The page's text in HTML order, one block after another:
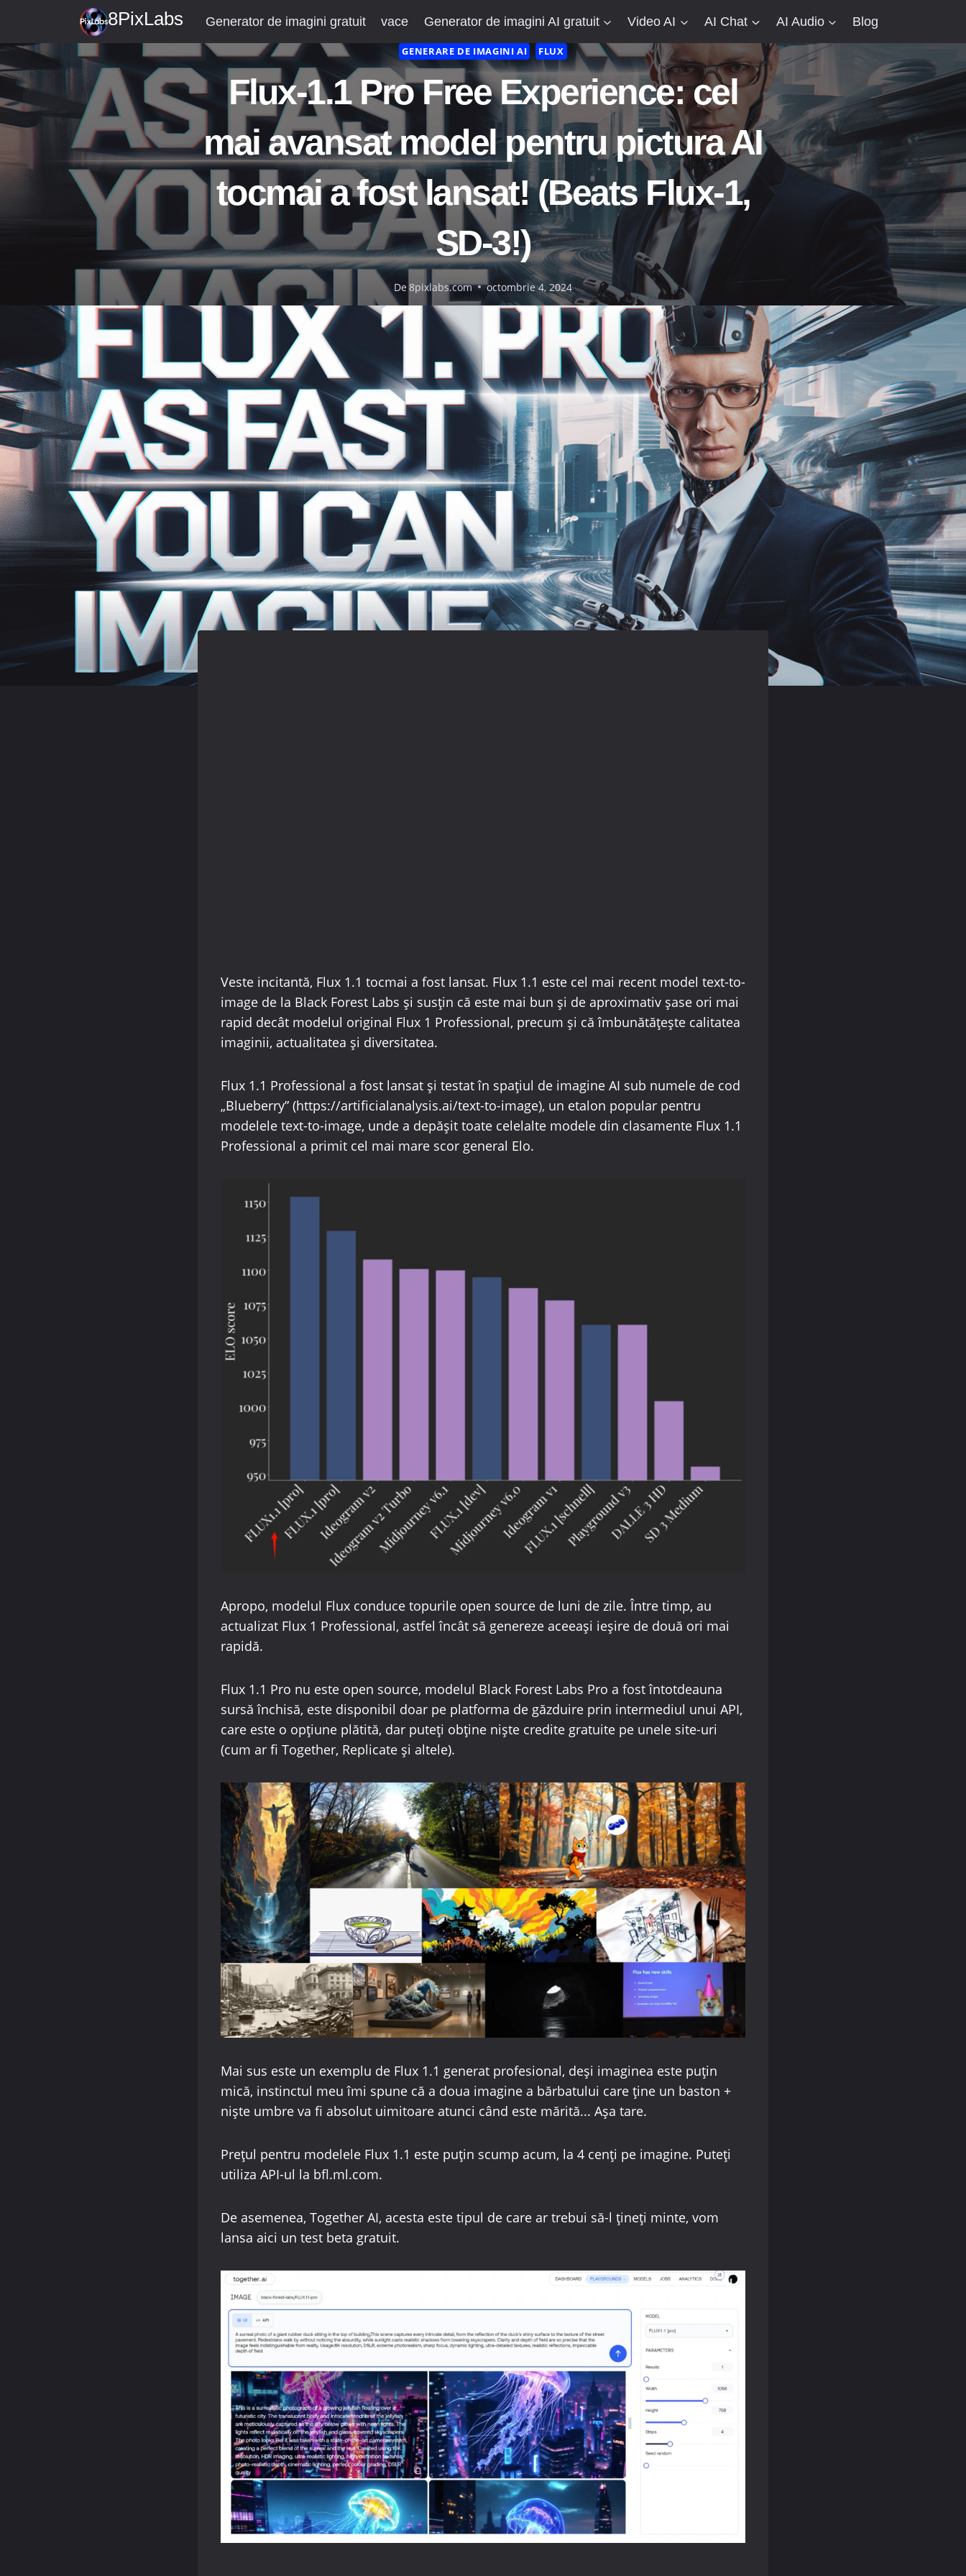
conținut
8PixLabs Generator de imagini gratuit vace Generator de imagini AI gratuit Video AI AI Chat AI Audio Blog
GENERARE DE IMAGINI AI FLUX
Flux-1.1 Pro Free Experience: cel
mai avansat model pentru pictura AI
tocmai a fost lansat! (Beats Flux-1,
SD-3!)
De 8pixlabs.com octombrie 4, 2024
Veste incitantă, Flux 1.1 tocmai a fost lansat. Flux 1.1 este cel mai recent model text-to-
image de la Black Forest Labs și susțin că este mai bun și de aproximativ șase ori mai
rapid decât modelul original Flux 1 Professional, precum și că îmbunătățește calitatea
imaginii, actualitatea și diversitatea.
Flux 1.1 Professional a fost lansat și testat în spațiul de imagine AI sub numele de cod
„Blueberry” (https://artificialanalysis.ai/text-to-image), un etalon popular pentru
modelele text-to-image, unde a depășit toate celelalte modele din clasamente Flux 1.1
Professional a primit cel mai mare scor general Elo.
Apropo, modelul Flux conduce topurile open source de luni de zile. Între timp, au
actualizat Flux 1 Professional, astfel încât să genereze aceeași ieșire de două ori mai
rapidă.
Flux 1.1 Pro nu este open source, modelul Black Forest Labs Pro a fost întotdeauna
sursă închisă, este disponibil doar pe platforma de găzduire prin intermediul unui API,
care este o opțiune plătită, dar puteți obține niște credite gratuite pe unele site-uri
(cum ar fi Together, Replicate și altele).
Mai sus este un exemplu de Flux 1.1 generat profesional, deși imaginea este puțin
mică, instinctul meu îmi spune că a doua imagine a bărbatului care ține un baston +
niște umbre va fi absolut uimitoare atunci când este mărită... Așa tare.
Prețul pentru modelele Flux 1.1 este puțin scump acum, la 4 cenți pe imagine. Puteți
utiliza API-ul la bfl.ml.com.
De asemenea, Together AI, acesta este tipul de care ar trebui să-l țineți minte, vom
lansa aici un test beta gratuit.